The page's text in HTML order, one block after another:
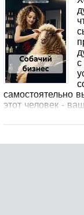
с
самостоятельно
этот человек -